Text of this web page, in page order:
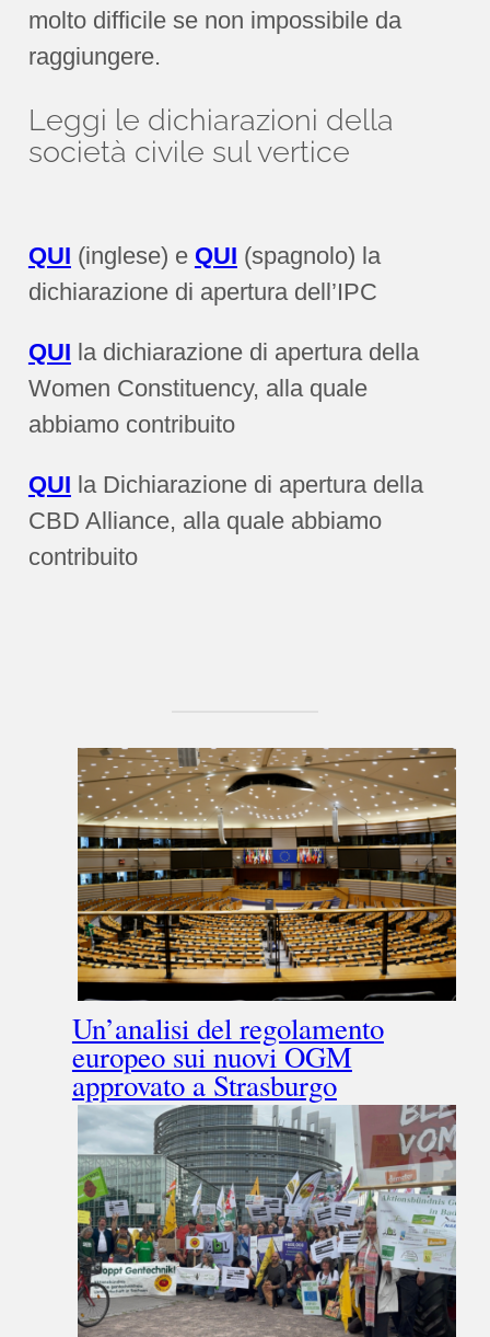
molto difficile se non impossibile da
raggiungere.
Leggi le dichiarazioni della
società civile sul vertice
QUI (inglese) e QUI (spagnolo) la
dichiarazione di apertura dell’IPC
QUI la dichiarazione di apertura della
Women Constituency, alla quale
abbiamo contribuito
QUI la Dichiarazione di apertura della
CBD Alliance, alla quale abbiamo
contribuito
Un’analisi del regolamento
europeo sui nuovi OGM
approvato a Strasburgo